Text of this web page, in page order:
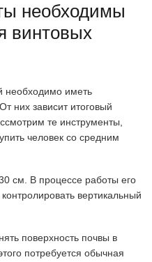
необходимы
винтовых
необходимо иметь
них зависит итоговый
те инструменты,
человек со средним
см. В процессе работы его
вертикальный
поверхность почвы в
потребуется обычная